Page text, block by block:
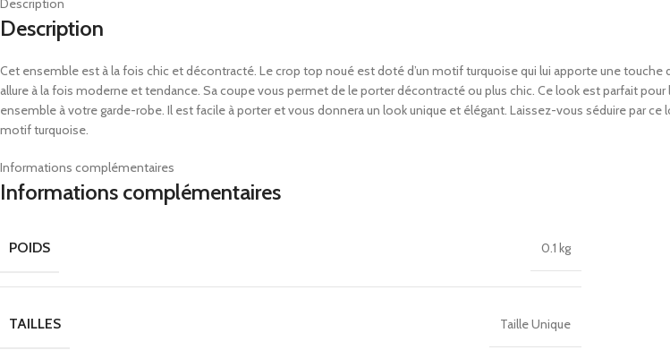
Description
Description
Cet ensemble est à la fois chic et décontracté. Le crop top noué est doté d’un motif turquoise qui lui apporte une
allure à la fois moderne et tendance. Sa coupe vous permet de le porter décontracté ou plus chic. Ce look est parfait
ensemble à votre garde-robe. Il est facile à porter et vous donnera un look unique et élégant. Laissez-vous séduire par
motif turquoise.
Informations complémentaires
Informations complémentaires
POIDS 0.1 kg
TAILLES Taille Unique